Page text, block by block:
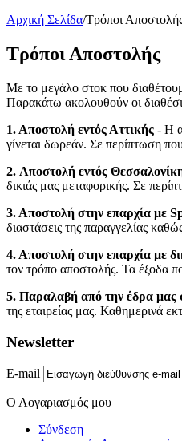
Αρχική Σελίδα/Τρόποι
Τρόποι Αποστολής
Με το μεγάλο στοκ που
Παρακάτω ακολουθούν οι
1. Αποστολή εντός Αττικής - Η
γίνεται δωρεάν. Σε περίπτωση
2. Αποστολή εντός
δικιάς μας μεταφορικής. Σε
3. Αποστολή στην επαρχία με
διαστάσεις της παραγγελίας
4. Αποστολή στην επαρχία με
τον τρόπο αποστολής. Τα έξοδα
5. Παραλαβή από την έδρα μας
της εταιρείας μας. Καθημερινά
Newsletter
E-mail
Ο Λογαριασμός μου
Σύνδεση